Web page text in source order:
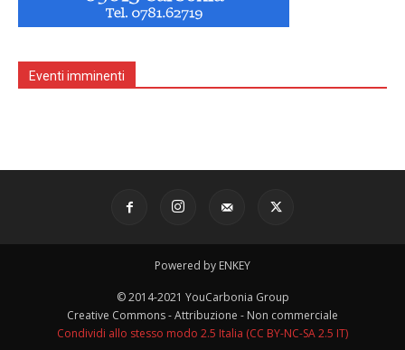
Eventi imminenti
Powered by ENKEY
© 2014-2021 YouCarbonia Group
Creative Commons - Attribuzione - Non commerciale
Condividi allo stesso modo 2.5 Italia (CC BY-NC-SA 2.5 IT)